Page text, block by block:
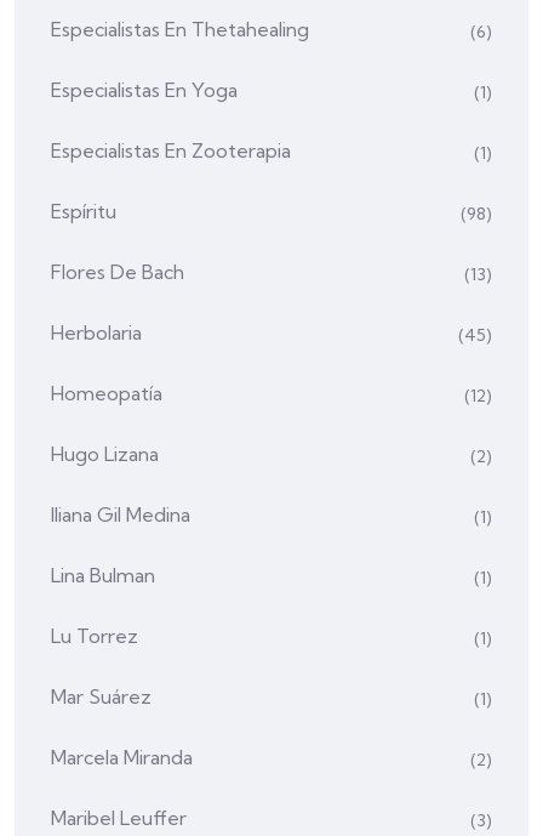
Especialistas En Thetahealing (6)
Especialistas En Yoga (1)
Especialistas En Zooterapia (1)
Espíritu (98)
Flores De Bach (13)
Herbolaria (45)
Homeopatía (12)
Hugo Lizana (2)
Iliana Gil Medina (1)
Lina Bulman (1)
Lu Torrez (1)
Mar Suárez (1)
Marcela Miranda (2)
Maribel Leuffer (3)